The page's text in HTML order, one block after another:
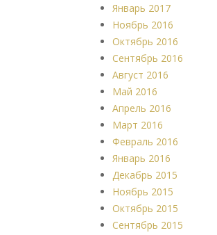
Январь 2017
Ноябрь 2016
Октябрь 2016
Сентябрь 2016
Август 2016
Май 2016
Апрель 2016
Март 2016
Февраль 2016
Январь 2016
Декабрь 2015
Ноябрь 2015
Октябрь 2015
Сентябрь 2015